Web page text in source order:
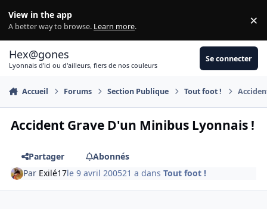
View in the app
A better way to browse. Learn more. ×
Hex@gones
Lyonnais d'ici ou d'ailleurs, fiers de nos couleurs
Se connecter
Accueil Forums Section Publique Tout foot !
Accident Grave D'un Minibus Lyonnais !
Partager
Abonnés
Par Exilé17le 9 avril 200521 a dansTout foot !